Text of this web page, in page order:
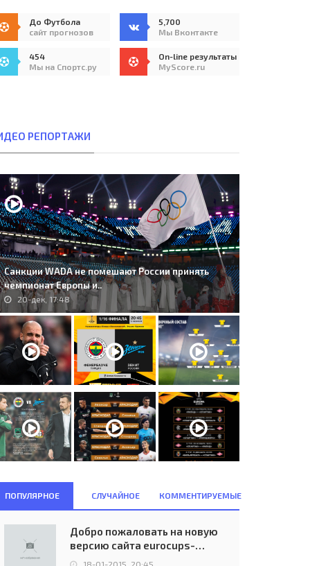
До Футбола
сайт прогнозов
5,700
Мы Вконтакте
454
Мы на Спортс.ру
On-line результаты
MyScore.ru
РЕПОРТАЖИ
Санкции WADA не помешают России принять
чемпионат Европы и..
20-дек, 17:48
ПОПУЛЯРНОЕ СЛУЧАЙНОЕ КОММЕНТИРУЕМЫЕ
Добро пожаловать на новую
версию сайта eurocups-
uefa.ru
18-01-2015, 20:45